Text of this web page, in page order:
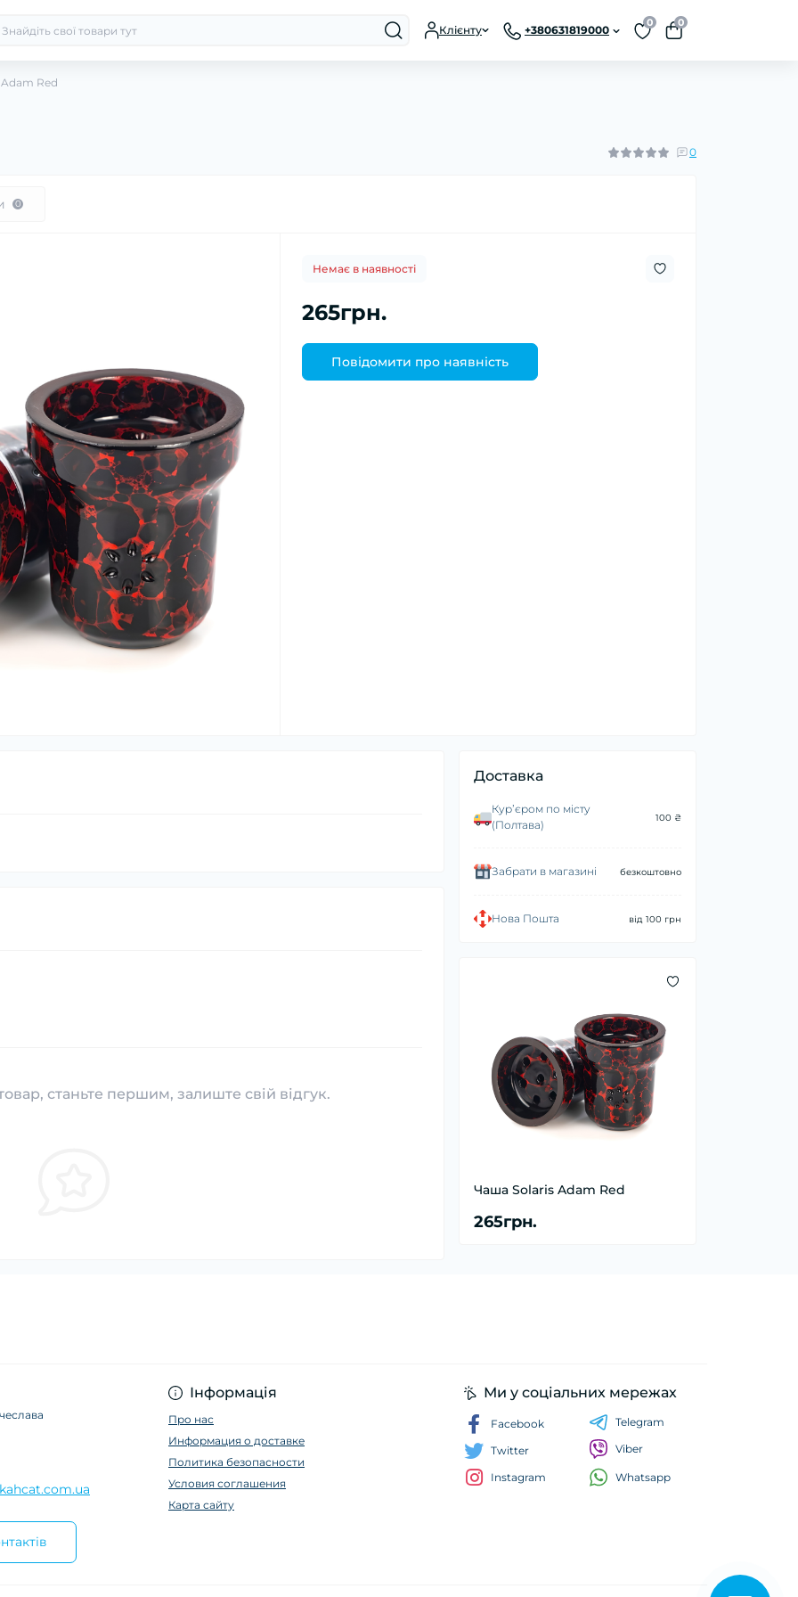
Клієнту +380631819000
0 0
Red
0
0
Немає в наявності
265грн.
Повідомити про наявність
Доставка
Курʼєром по місту
(Полтава)
100 ₴
Забрати в магазині безкоштовно
Нова Пошта від 100 грн
Чаша Solaris Adam Red
265грн.
станьте першим, залиште свій відгук.
Інформація
Про нас
Информация о доставке
Политика безопасности
Условия соглашения
Карта сайту
Ми у соціальних мережах
Facebook
Twitter
Instagram
Telegram
Viber
Whatsapp